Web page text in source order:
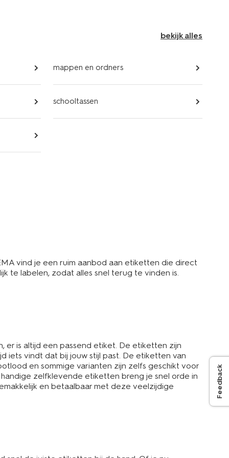
bekijk alles
mappen en ordners
schooltassen
vind je een ruim aanbod aan etiketten die direct
te labelen, zodat alles snel terug te vinden is.
er is altijd een passend etiket. De etiketten zijn
iets vindt dat bij jouw stijl past. De etiketten van
en sommige varianten zijn zelfs geschikt voor
zelfklevende etiketten breng je snel orde in
en betaalbaar met deze veelzijdige
Feedback